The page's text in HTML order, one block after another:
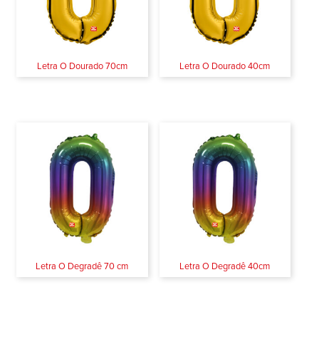
Letra O Dourado 70cm Letra O Dourado 40cm
Letra O Degradê 70 cm Letra O Degradê 40cm